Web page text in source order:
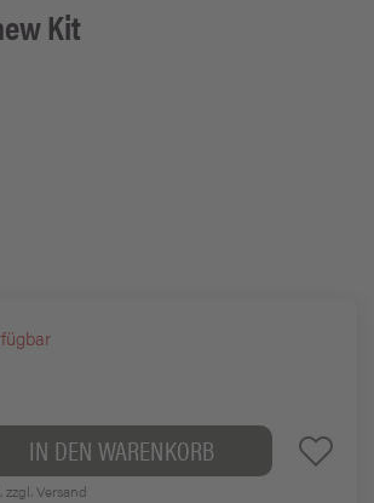
Kit
IN DEN WARENKORB
zzgl. Versand